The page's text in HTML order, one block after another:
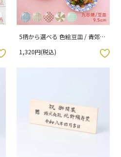
5柄から選べる 色絵豆皿 / 青郊窯
1,320円(税込)
お気に入りボタン